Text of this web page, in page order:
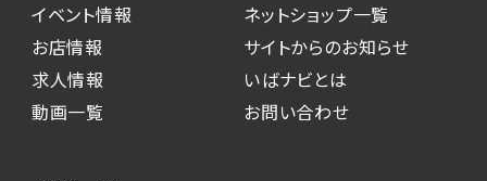
イベント情報
お店情報
求人情報
動画一覧
ネットショップ一覧
サイトからのお知らせ
いばナビとは
お問い合わせ